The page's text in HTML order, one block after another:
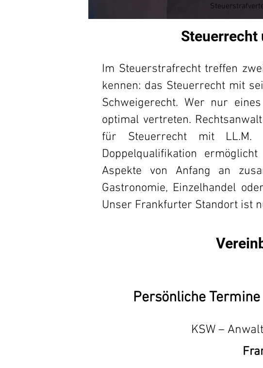
Steuerrecht
Im Steuerstrafrecht treffen
kennen: das Steuerrecht mit
Schweigerecht. Wer nur
optimal vertreten.
für Steuerrecht mit LL.M.
Doppelqualifikation
Aspekte von Anfang an
Gastronomie, Einzelhandel
Unser Frankfurter Standort ist
Persönliche
KSW –